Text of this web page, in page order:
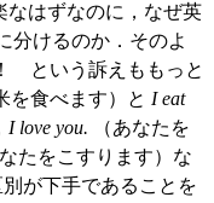
はずなのに，なぜ英
分けるのか．そのよ
という訴えももっと
を食べます）と I eat
I love you. （あなたを
たをこすります）な
が下手であることを